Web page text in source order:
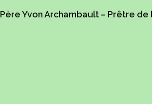
Père Yvon Archambault – Prêtre de